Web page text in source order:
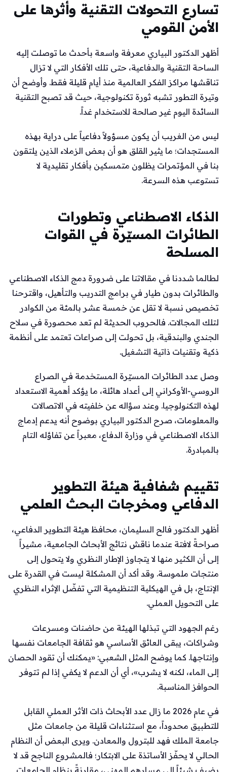
تسارع التحولات التقنية وأثرها على
الأمن القومي
أظهر الدكتور البياري معرفة واسعة بأحدث ما توصلت إليه
الساحة التقنية والدفاعية، حتى تلك الأفكار التي لا تزال
تناقشها مراكز الفكر العالمية منذ أيام قليلة فقط. وأوضح أن
وتيرة التطور تشبه ثورة تكنولوجية، حيث قد تصبح التقنية
السائدة اليوم غير صالحة للاستخدام غداً.
ليس من الغريب أن يكون مسؤولاً دفاعياً على دراية بهذه
المستجدات؛ ما يثير القلق هو أن بعض الزملاء الذين يلتقون
بنا في المؤتمرات يظلون متمسكين بأفكار تقليدية لا
تستوعب هذه السرعة.
الذكاء الاصطناعي وتطورات
الطائرات المسيّرة في القوات
المسلحة
لطالما شددنا في مقالاتنا على ضرورة دمج الذكاء الاصطناعي
والطائرات بدون طيار في برامج التدريب والتأهيل، واقترحنا
تخصيص نسبة لا تقل عن خمسة عشر بالمئة من الكوادر
لتلك المجالات. فالحروب الحديثة لم تعد محصورة في سلاح
الجندي والبندقية، بل تحولت إلى صراعات تعتمد على أنظمة
ذكية وتقنيات ذاتية التشغيل.
وصل عدد الطائرات المسيّرة المستخدمة في الصراع
الروسي‑الأوكراني إلى أعداد هائلة، ما يؤكد أهمية الاستعداد
لهذه التكنولوجيا. وعند سؤاله عن خلفيته في الاتصالات
والمعلومات، صرح الدكتور البياري بوضوح أنه يدعم إدماج
الذكاء الاصطناعي في وزارة الدفاع، معبراً عن تفاؤله التام
بالمبادرة.
تقييم شفافية هيئة التطوير
الدفاعي ومخرجات البحث العلمي
أظهر الدكتور فالح السليمان، محافظ هيئة التطوير الدفاعي،
صراحةً لافتة عندما ناقش نتائج الأبحاث الجامعية، مشيراً
إلى أن الكثير منها لا يتجاوز الإطار النظري ولا يتحول إلى
منتجات ملموسة. وقد أكد أن المشكلة ليست في القدرة على
الإنتاج، بل في الهيكلية التنظيمية التي تفضّل الإثراء النظري
على التحويل العملي.
رغم الجهود التي تبذلها الهيئة من حاضنات ومسرعات
وشراكات، يبقى العائق الأساسي هو ثقافة الجامعات نفسها
وإنتاجها. كما يوضح المثل الشعبي: «يمكنك أن تقود الحصان
إلى الماء، لكنه لا يشرب»، أي أن الدعم لا يكفي إذا لم تتوفر
الحوافز المناسبة.
في عام 2026 ما زال عدد الأبحاث ذات الأثر العملي القابل
للتطبيق محدوداً، مع استثناءات قليلة من جامعات مثل
جامعة الملك فهد للبترول والمعادن. ويرى البعض أن النظام
الحالي لا يحفّز الأساتذة على الابتكار؛ فالمشروع الناجح قد لا
يضيف شيئاً إلى مسارهم المهني، مقارنةً بنظام الجامعات